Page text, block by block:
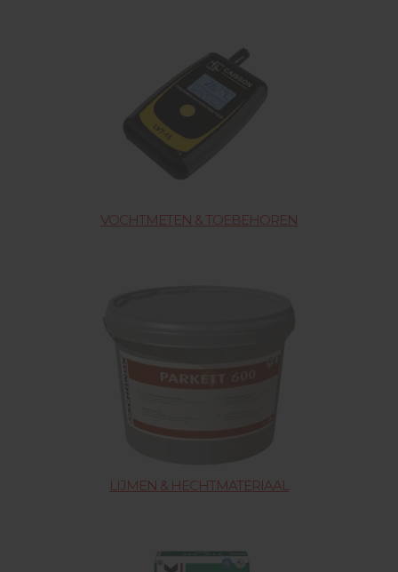
VOCHTMETEN & TOEBEHOREN
LIJMEN & HECHTMATERIAAL